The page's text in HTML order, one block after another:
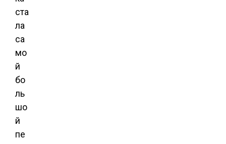
ста
ла
са
мо
й
бо
ль
шо
й
пе